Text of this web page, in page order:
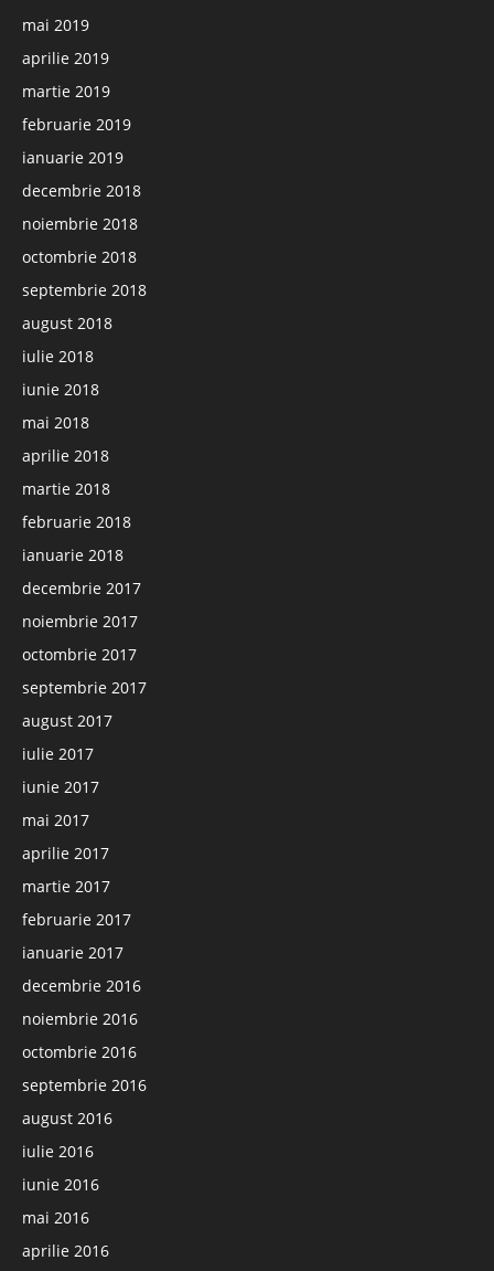
mai 2019
aprilie 2019
martie 2019
februarie 2019
ianuarie 2019
decembrie 2018
noiembrie 2018
octombrie 2018
septembrie 2018
august 2018
iulie 2018
iunie 2018
mai 2018
aprilie 2018
martie 2018
februarie 2018
ianuarie 2018
decembrie 2017
noiembrie 2017
octombrie 2017
septembrie 2017
august 2017
iulie 2017
iunie 2017
mai 2017
aprilie 2017
martie 2017
februarie 2017
ianuarie 2017
decembrie 2016
noiembrie 2016
octombrie 2016
septembrie 2016
august 2016
iulie 2016
iunie 2016
mai 2016
aprilie 2016